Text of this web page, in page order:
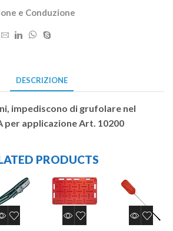
e Conduzione
DESCRIZIONE
impediscono di grufolare nel
per applicazione Art. 10200
PRODUCTS